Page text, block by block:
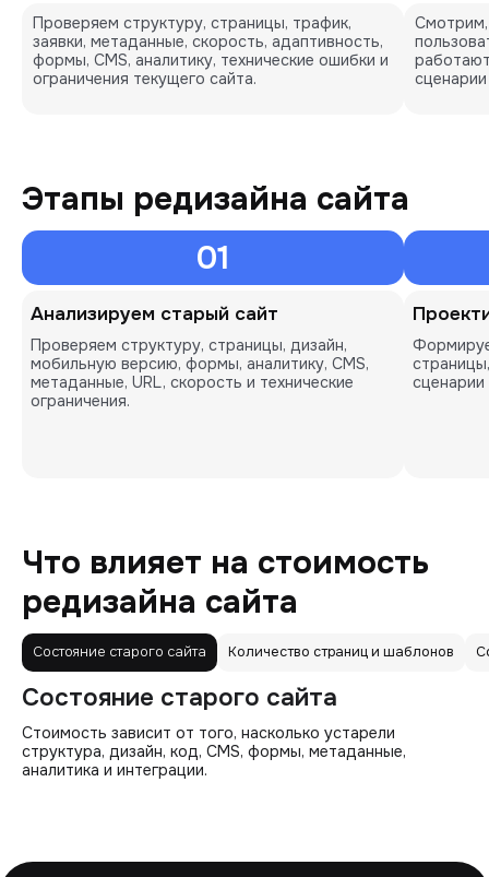
Проверяем структуру, страницы, трафик,
заявки, метаданные, скорость, адаптивность,
формы, CMS, аналитику, технические ошибки и
ограничения текущего сайта.
Этапы редизайна сайта
01
Анализируем старый сайт
Проверяем структуру, страницы, дизайн,
мобильную версию, формы, аналитику, CMS,
метаданные, URL, скорость и технические
ограничения.
сценарии
Что влияет на стоимость
редизайна сайта
Состояние старого сайта Количество страниц и шаблонов
Состояние старого сайта
Стоимость зависит от того, насколько устарели
структура, дизайн, код, CMS, формы, метаданные,
аналитика и интеграции.